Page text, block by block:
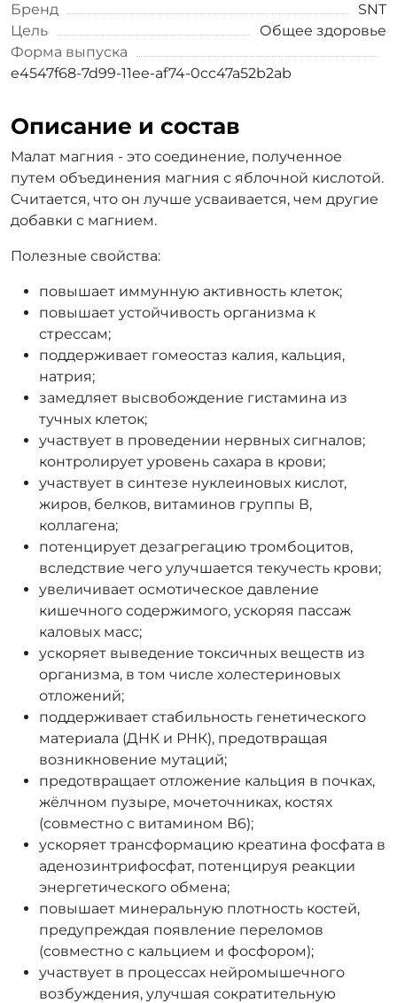
Бренд
SNT
Цель
Общее здоровье
Форма выпуска
e4547f68-7d99-11ee-af74-0cc47a52b2ab
Описание и состав
Малат магния - это соединение, полученное
путем объединения магния с яблочной кислотой.
Считается, что он лучше усваивается, чем другие
добавки с магнием.
Полезные свойства:
повышает иммунную активность клеток;
повышает устойчивость организма к
стрессам;
поддерживает гомеостаз калия, кальция,
натрия;
замедляет высвобождение гистамина из
тучных клеток;
участвует в проведении нервных сигналов;
контролирует уровень сахара в крови;
участвует в синтезе нуклеиновых кислот,
жиров, белков, витаминов группы В,
коллагена;
потенцирует дезагрегацию тромбоцитов,
вследствие чего улучшается текучесть крови;
увеличивает осмотическое давление
кишечного содержимого, ускоряя пассаж
каловых масс;
ускоряет выведение токсичных веществ из
организма, в том числе холестериновых
отложений;
поддерживает стабильность генетического
материала (ДНК и РНК), предотвращая
возникновение мутаций;
предотвращает отложение кальция в почках,
жёлчном пузыре, мочеточниках, костях
(совместно с витамином В6);
ускоряет трансформацию креатина фосфата в
аденозинтрифосфат, потенцируя реакции
энергетического обмена;
повышает минеральную плотность костей,
предупреждая появление переломов
(совместно с кальцием и фосфором);
участвует в процессах нейромышечного
возбуждения, улучшая сократительную